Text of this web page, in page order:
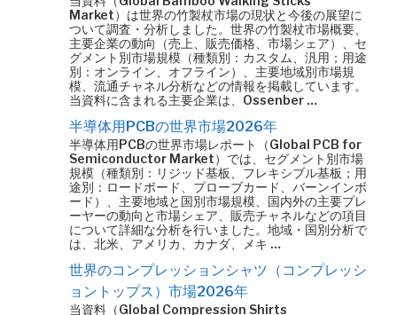
Market）は世界の竹製杖市場の現状と今後の展望に
ついて調査・分析しました。世界の竹製杖市場概要、
主要企業の動向（売上、販売価格、市場シェア）、セ
グメント別市場規模（種類別：カスタム、汎用；用途
別：オンライン、オフライン）、主要地域別市場規
模、流通チャネル分析などの情報を掲載しています。
当資料に含まれる主要企業は、Ossenber …
半導体用PCBの世界市場2026年
半導体用PCBの世界市場レポート（Global PCB for
Semiconductor Market）では、セグメント別市場
規模（種類別：リジッド基板、フレキシブル基板；用
途別：ロードボード、プローブカード、バーンインボ
ード）、主要地域と国別市場規模、国内外の主要プレ
ーヤーの動向と市場シェア、販売チャネルなどの項目
について詳細な分析を行いました。地域・国別分析で
は、北米、アメリカ、カナダ、メキ …
世界のコンプレッションシャツ（コンプレッシ
ョントップス）市場2026年
当資料（Global Compression Shirts